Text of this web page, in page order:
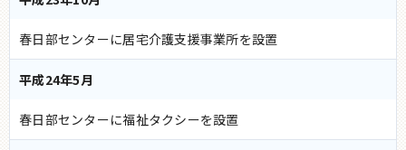
春日部センターに居宅介護支援事業所を設置
平成24年5月
春日部センターに福祉タクシーを設置